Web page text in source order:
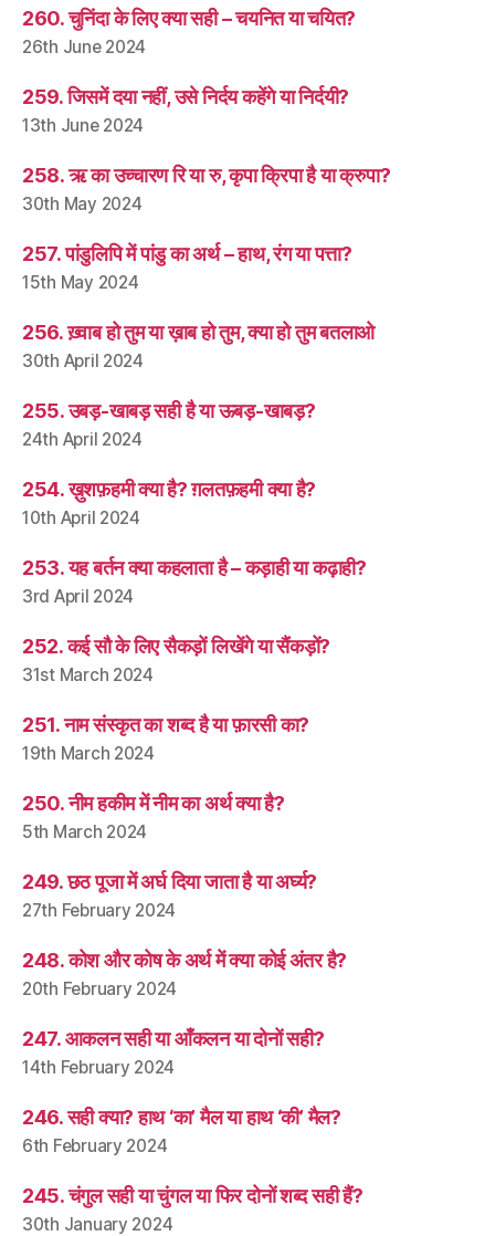
260. चुनिंदा के लिए क्या सही – चयनित या चयित?
26th June 2024
259. जिसमें दया नहीं, उसे निर्दय कहेंगे या निर्दयी?
13th June 2024
258. ऋ का उच्चारण रि या रु, कृपा क्रिपा है या क्रुपा?
30th May 2024
257. पांडुलिपि में पांडु का अर्थ – हाथ, रंग या पत्ता?
15th May 2024
256. ख़्वाब हो तुम या ख़ाब हो तुम, क्या हो तुम बतलाओ
30th April 2024
255. उबड़-खाबड़ सही है या ऊबड़-खाबड़?
24th April 2024
254. ख़ुशफ़हमी क्या है? ग़लतफ़हमी क्या है?
10th April 2024
253. यह बर्तन क्या कहलाता है – कड़ाही या कढ़ाही?
3rd April 2024
252. कई सौ के लिए सैकड़ों लिखेंगे या सैंकड़ों?
31st March 2024
251. नाम संस्कृत का शब्द है या फ़ारसी का?
19th March 2024
250. नीम हकीम में नीम का अर्थ क्या है?
5th March 2024
249. छठ पूजा में अर्घ दिया जाता है या अर्घ्य?
27th February 2024
248. कोश और कोष के अर्थ में क्या कोई अंतर है?
20th February 2024
247. आकलन सही या आँकलन या दोनों सही?
14th February 2024
246. सही क्या? हाथ ‘का’ मैल या हाथ ‘की’ मैल?
6th February 2024
245. चंगुल सही या चुंगल या फिर दोनों शब्द सही हैं?
30th January 2024